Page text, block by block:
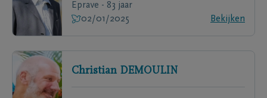
Eprave - 83 jaar
02/01/2025
Bekijken
Christian DEMOULIN